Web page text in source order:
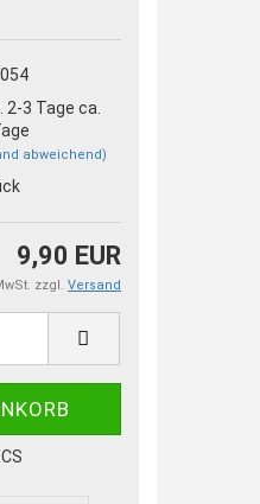
ca.
abweichend)
9,90 EUR
zzgl. Versand